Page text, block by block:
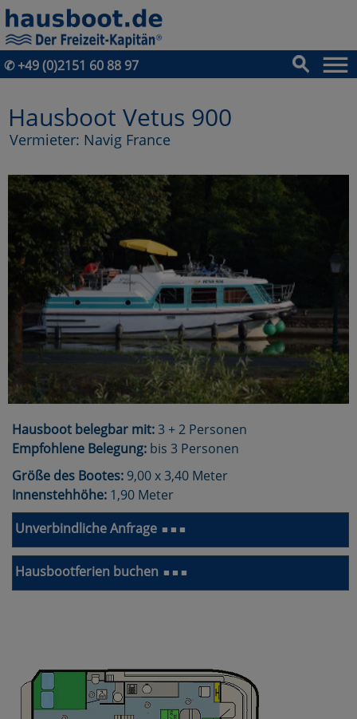
✆ +49 (0)2151 60 88 97
Hausboot Vetus 900
Vermieter: Navig France
Hausboot belegbar mit:3 + 2 Personen
Empfohlene Belegung: bis 3 Personen
Größe des Bootes: 9,00 x 3,40 Meter
Innenstehhöhe: 1,90 Meter
Unverbindliche Anfrage ■ ■ ■
Hausbootferien buchen ■ ■ ■